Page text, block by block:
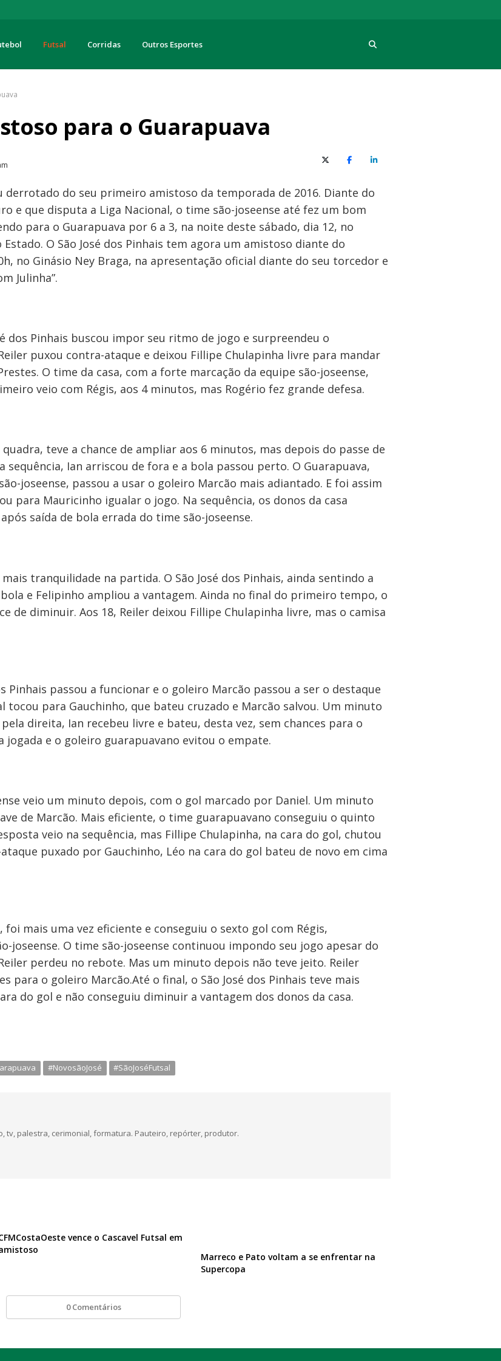
Futsal Corridas Outros Esportes
para o Guarapuava
X (Twitter)FacebookO LinkedIn
derrotado do seu primeiro amistoso da temporada de 2016. Diante do
e que disputa a Liga Nacional, o time são-joseense até fez um bom
para o Guarapuava por 6 a 3, na noite deste sábado, dia 12, no
O São José dos Pinhais tem agora um amistoso diante do
no Ginásio Ney Braga, na apresentação oficial diante do seu torcedor e
Julinha”.
dos Pinhais buscou impor seu ritmo de jogo e surpreendeu o
puxou contra-ataque e deixou Fillipe Chulapinha livre para mandar
O time da casa, com a forte marcação da equipe são-joseense,
veio com Régis, aos 4 minutos, mas Rogério fez grande defesa.
teve a chance de ampliar aos 6 minutos, mas depois do passe de
sequência, Ian arriscou de fora e a bola passou perto. O Guarapuava,
joseense, passou a usar o goleiro Marcão mais adiantado. E foi assim
para Mauricinho igualar o jogo. Na sequência, os donos da casa
saída de bola errada do time são-joseense.
tranquilidade na partida. O São José dos Pinhais, ainda sentindo a
e Felipinho ampliou a vantagem. Ainda no final do primeiro tempo, o
de diminuir. Aos 18, Reiler deixou Fillipe Chulapinha livre, mas o camisa
Pinhais passou a funcionar e o goleiro Marcão passou a ser o destaque
tocou para Gauchinho, que bateu cruzado e Marcão salvou. Um minuto
direita, Ian recebeu livre e bateu, desta vez, sem chances para o
jogada e o goleiro guarapuavano evitou o empate.
veio um minuto depois, com o gol marcado por Daniel. Um minuto
de Marcão. Mais eficiente, o time guarapuavano conseguiu o quinto
veio na sequência, mas Fillipe Chulapinha, na cara do gol, chutou
puxado por Gauchinho, Léo na cara do gol bateu de novo em cima
mais uma vez eficiente e conseguiu o sexto gol com Régis,
joseense. O time são-joseense continuou impondo seu jogo apesar do
perdeu no rebote. Mas um minuto depois não teve jeito. Reiler
para o goleiro Marcão.Até o final, o São José dos Pinhais teve mais
do gol e não conseguiu diminuir a vantagem dos donos da casa.
#NovosãoJosé #SãoJoséFutsal
tv, palestra, cerimonial, formatura. Pauteiro, repórter, produtor.
vence o Cascavel Futsal em
Marreco e Pato voltam a se enfrentar na
Supercopa
0 Comentários